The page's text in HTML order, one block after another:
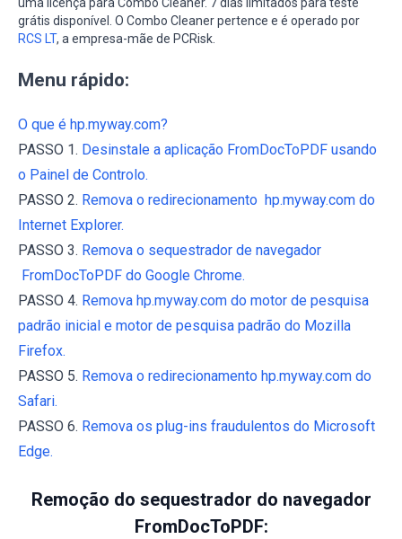
uma licença para Combo Cleaner. 7 dias limitados para teste
grátis disponível. O Combo Cleaner pertence e é operado por
RCS LT, a empresa-mãe de PCRisk.
Menu rápido:
O que é hp.myway.com?
PASSO 1. Desinstale a aplicação FromDocToPDF usando
o Painel de Controlo.
PASSO 2. Remova o redirecionamento hp.myway.com do
Internet Explorer.
PASSO 3. Remova o sequestrador de navegador
FromDocToPDF do Google Chrome.
PASSO 4. Remova hp.myway.com do motor de pesquisa
padrão inicial e motor de pesquisa padrão do Mozilla
Firefox.
PASSO 5. Remova o redirecionamento hp.myway.com do
Safari.
PASSO 6. Remova os plug-ins fraudulentos do Microsoft
Edge.
Remoção do sequestrador do navegador
FromDocToPDF: